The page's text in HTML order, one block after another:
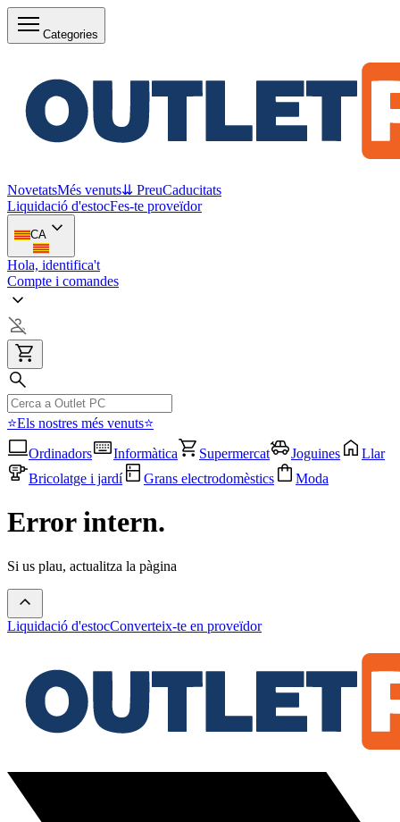
Categories
NovetatsMés venuts⇊ PreuCaducitats
Liquidació d'estocFes-te proveïdor
CA
Hola, identifica't
Compte i comandes
⭐Els nostres més venuts⭐
Ordinadors
Informàtica Supermercat Joguines
Llar
Bricolatge i jardí
Grans electrodomèstics Moda
Error intern.
Si us plau, actualitza la pàgina
Liquidació d'estocConverteix-te en proveïdor